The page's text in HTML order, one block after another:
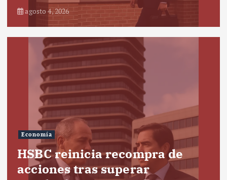
agosto 4, 2026
Economía
HSBC reinicia recompra de
acciones tras superar